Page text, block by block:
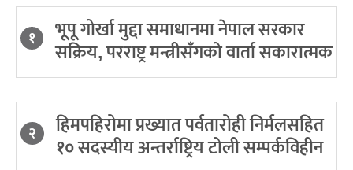
१ भूपू गोर्खा मुद्दा समाधानमा नेपाल सरकार
सक्रिय, परराष्ट्र मन्त्रीसँगको वार्ता सकारात्मक
२ हिमपहिरोमा प्रख्यात पर्वतारोही निर्मलसहित
१० सदस्यीय अन्तर्राष्ट्रिय टोली सम्पर्कविहीन